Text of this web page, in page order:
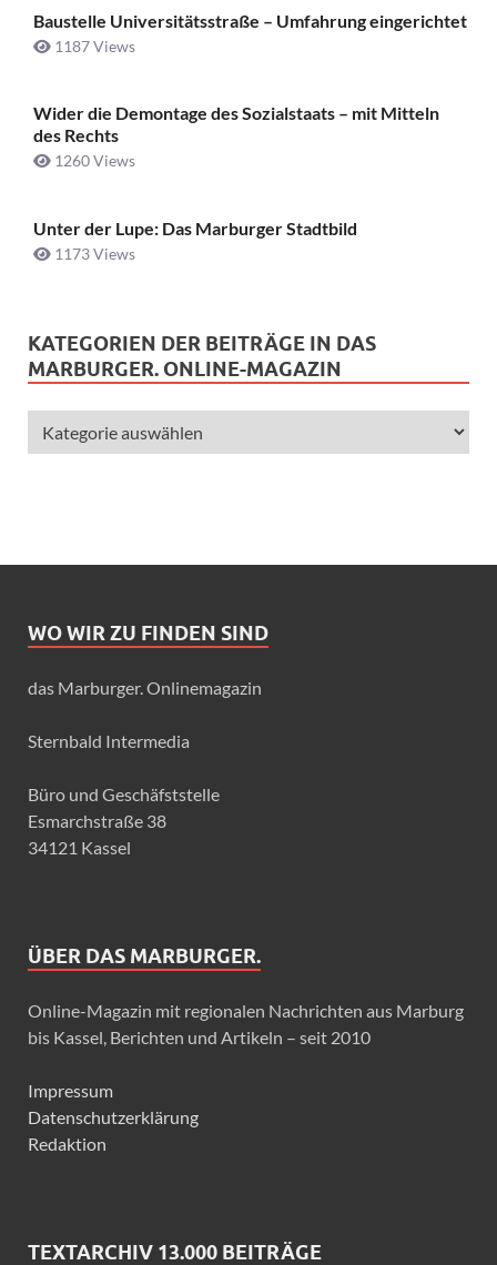
Baustelle Universitätsstraße ­– Umfahrung eingerichtet
1187 Views
Wider die Demontage des Sozialstaats – mit Mitteln
des Rechts
1260 Views
Unter der Lupe: Das Marburger Stadtbild
1173 Views
KATEGORIEN DER BEITRÄGE IN DAS
MARBURGER. ONLINE-MAGAZIN
WO WIR ZU FINDEN SIND
das Marburger. Onlinemagazin
Sternbald Intermedia
Büro und Geschäfststelle
Esmarchstraße 38
34121 Kassel
ÜBER DAS MARBURGER.
Online-Magazin mit regionalen Nachrichten aus Marburg
bis Kassel, Berichten und Artikeln – seit 2010
Impressum
Datenschutzerklärung
Redaktion
TEXTARCHIV 13.000 BEITRÄGE